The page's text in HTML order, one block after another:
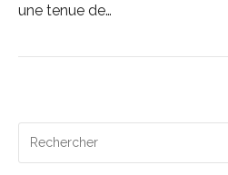
une tenue de…
pour